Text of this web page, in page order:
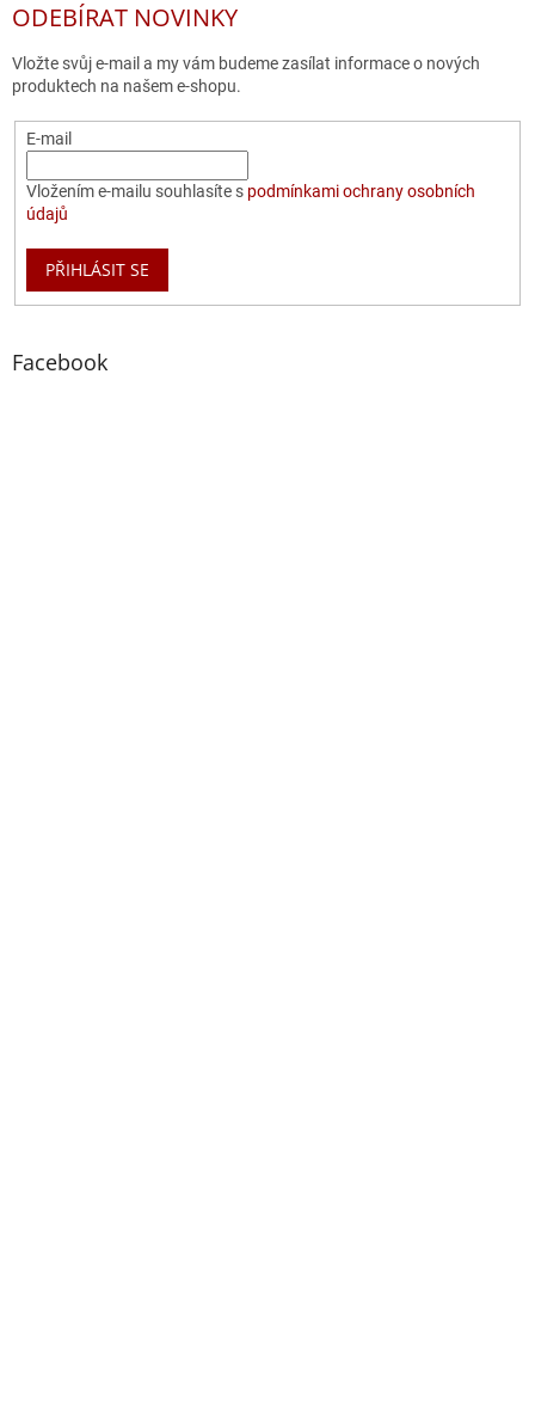
ODEBÍRAT NOVINKY
Vložte svůj e-mail a my vám budeme zasílat informace o nových
produktech na našem e-shopu.
E-mail
Vložením e-mailu souhlasíte s podmínkami ochrany osobních
údajů
PŘIHLÁSIT SE
Facebook